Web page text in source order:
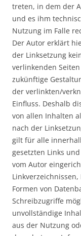
treten, in dem der
und es ihm
Nutzung im Falle
Der Autor erklärt
der Linksetzung
verlinkenden
zukünftige
der verlinkten/
Einfluss. Deshalb
von allen Inhalten
nach der
gilt für alle
gesetzten Links
vom Autor
Formen von
Schreibzugriffe
unvollständige
aus der Nutzung